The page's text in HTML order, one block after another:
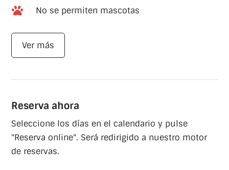
 No se permiten mascotas
Ver más
Reserva ahora
Seleccione los días en el calendario y pulse
"Reserva online". Será redirigido a nuestro motor
de reservas.